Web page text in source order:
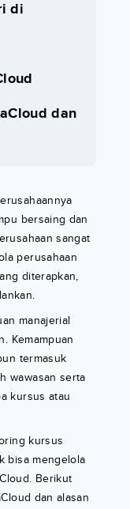
di
dan
bersaing dan
sangat
perusahaan
diterapkan,
manajerial
Kemampuan
termasuk
wawasan serta
kursus atau
kursus
bisa mengelola
Berikut
dan alasan